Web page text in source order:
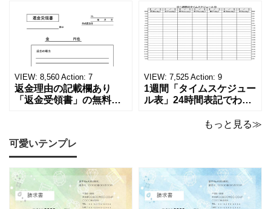
る！印刷可能な一覧表！
印刷可能な平成・令和・
西暦早見表を無料ダウン
ロードでご利用いただけ
ます。 パソコンに保存し
ていただくか、A4サイズ
でコピーしてご
ーカーの代理店、回収業
者へおすすめ！(Excel・
Word・PDF)正しく廃棄
されたことを証明する書
類「廃棄処分証明書」の
テンプレートです。 量販
店や家電メーカーの代理
店、回収
VIEW: 8,560 Action: 7
返金理由の記載欄あり
「返金受領書」の無料テ
め！過払い･誤入金などが
発生した際にも使える、
モノクロでシンプルな
「返金領収書」のテンプ
レートとなります。 A4縦
型サイズで用紙に印
VIEW: 7,525 Action: 9
1週間「タイムスケジュー
ル表」24時間表記でわか
ト！A4横型ExcelやWord
表になります。 A4横型サ
イズの無料テンプレート
で、Excel・Wo
もっと見る≫
可愛いテンプレ